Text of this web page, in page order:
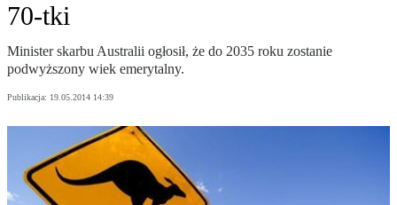
70-tki
Minister skarbu Australii ogłosił, że do 2035 roku zostanie
podwyższony wiek emerytalny.
Publikacja: 19.05.2014 14:39